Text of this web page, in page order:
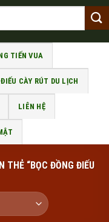
TIẾN VUA
ĐIẾU CÀY RÚT DU LỊCH
LIÊN HỆ
THẺ “BỌC ĐỒNG ĐIẾU